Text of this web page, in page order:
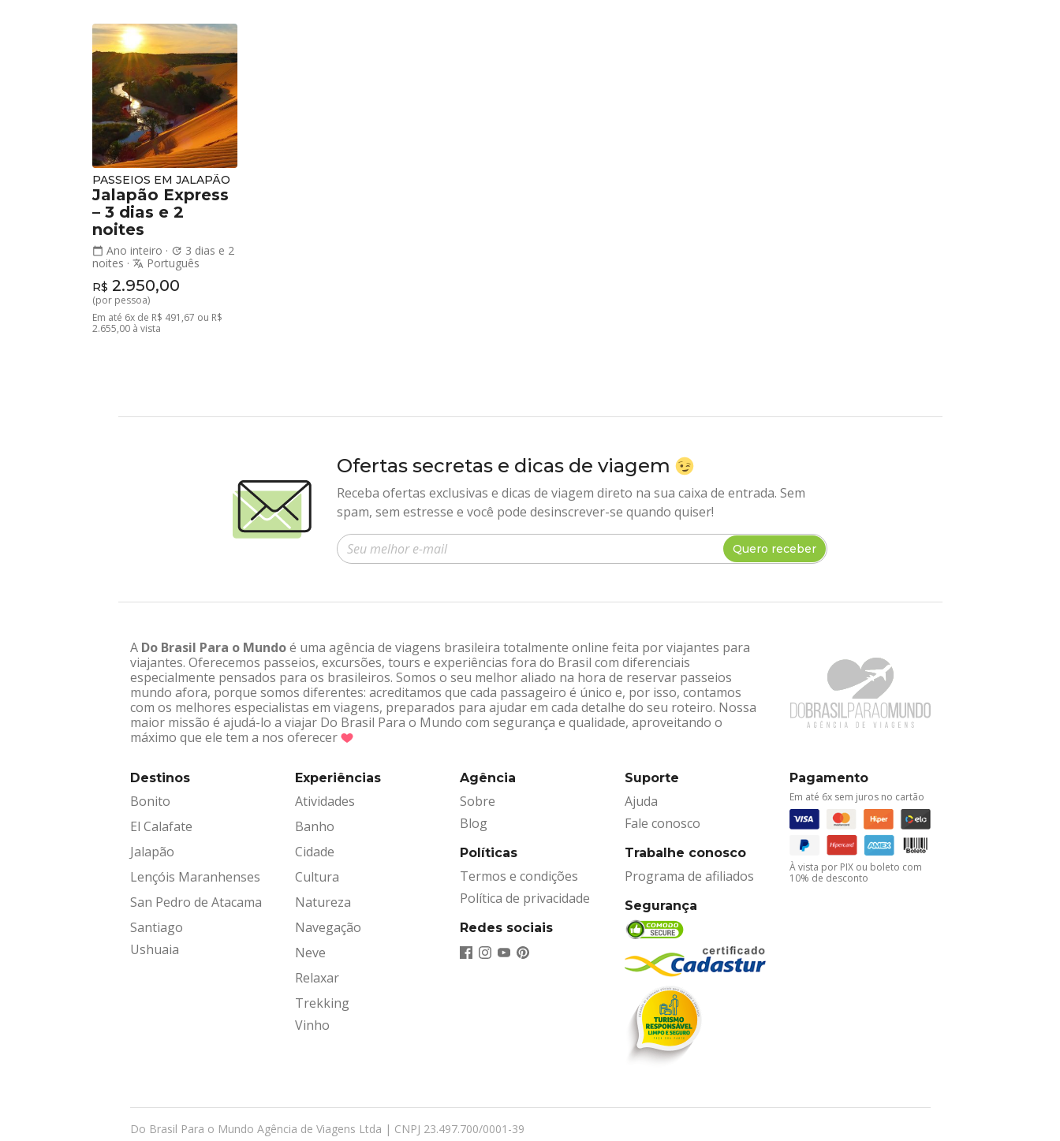
PASSEIOS EM JALAPÃO
Jalapão Express
– 3 dias e 2
noites
calendar_today Ano inteiro · update 3 dias e 2
noites · translate Português
R$ 2.950,00
(por pessoa)
Em até 6x de R$ 491,67 ou R$
2.655,00 à vista
Ofertas secretas e dicas de viagem
Receba ofertas exclusivas e dicas de viagem direto na sua caixa de entrada. Sem
spam, sem estresse e você pode desinscrever-se quando quiser!
Insira seu e-mail
Quero receber
A Do Brasil Para o Mundoé uma agência de viagens brasileira totalmente online feita por viajantes para
viajantes. Oferecemos passeios, excursões, tours e experiências fora do Brasil com diferenciais
especialmente pensados para os brasileiros. Somos o seu melhor aliado na hora de reservar passeios
mundo afora, porque somos diferentes: acreditamos que cada passageiro é único e, por isso, contamos
com os melhores especialistas em viagens, preparados para ajudar em cada detalhe do seu roteiro. Nossa
maior missão é ajudá-lo a viajar Do Brasil Para o Mundo com segurança e qualidade, aproveitando o
máximo que ele tem a nos oferecer
Destinos
Bonito
El Calafate
Jalapão
Lençóis Maranhenses
San Pedro de Atacama
Santiago
Ushuaia
Experiências
Atividades
Banho
Cidade
Cultura
Natureza
Navegação
Neve
Relaxar
Trekking
Vinho
Agência
Sobre
Blog
Políticas
Termos e condições
Política de privacidade
Redes sociais
Suporte
Ajuda
Fale conosco
Trabalhe conosco
Programa de afiliados
Segurança
Pagamento
Em até 6x sem juros no cartão
À vista por PIX ou boleto com
10% de desconto
Do Brasil Para o Mundo Agência de Viagens Ltda | CNPJ 23.497.700/0001-39